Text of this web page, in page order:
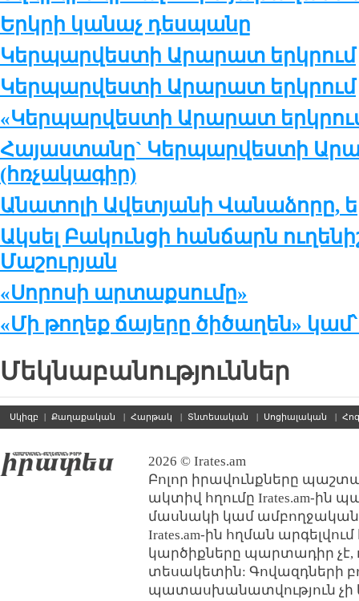
Երկրի կանաչ դեսպանը
Կերպարվեստի Արարատ երկրում
Կերպարվեստի Արարատ երկրում
«Կերպարվեստի Արարատ
Հայաստանը` Կերպարվեստի
(հռչակագիր)
Անատոլի Ավետյանի Վանաձորը,
Ակսել Բակունցի հանճարն
Մաշուրյան
«Սորոսի արտաքսումը»
«Մի թողեք ճայերը ծիծաղեն» կամ՝
Մեկնաբանություններ
Սկիզբ | Քաղաքական | Հարթակ | Տնտեսական | Սոցիալական |
2026 © Irates.am
Բոլոր իրավունքները
ակտիվ հղումը Irates.am-ին
մասնակի կամ ամբողջական
Irates.am-ին հղման
կարծիքները պարտադիր չէ,
տեսակետին: Գովազդների
պատասխանատվություն չի